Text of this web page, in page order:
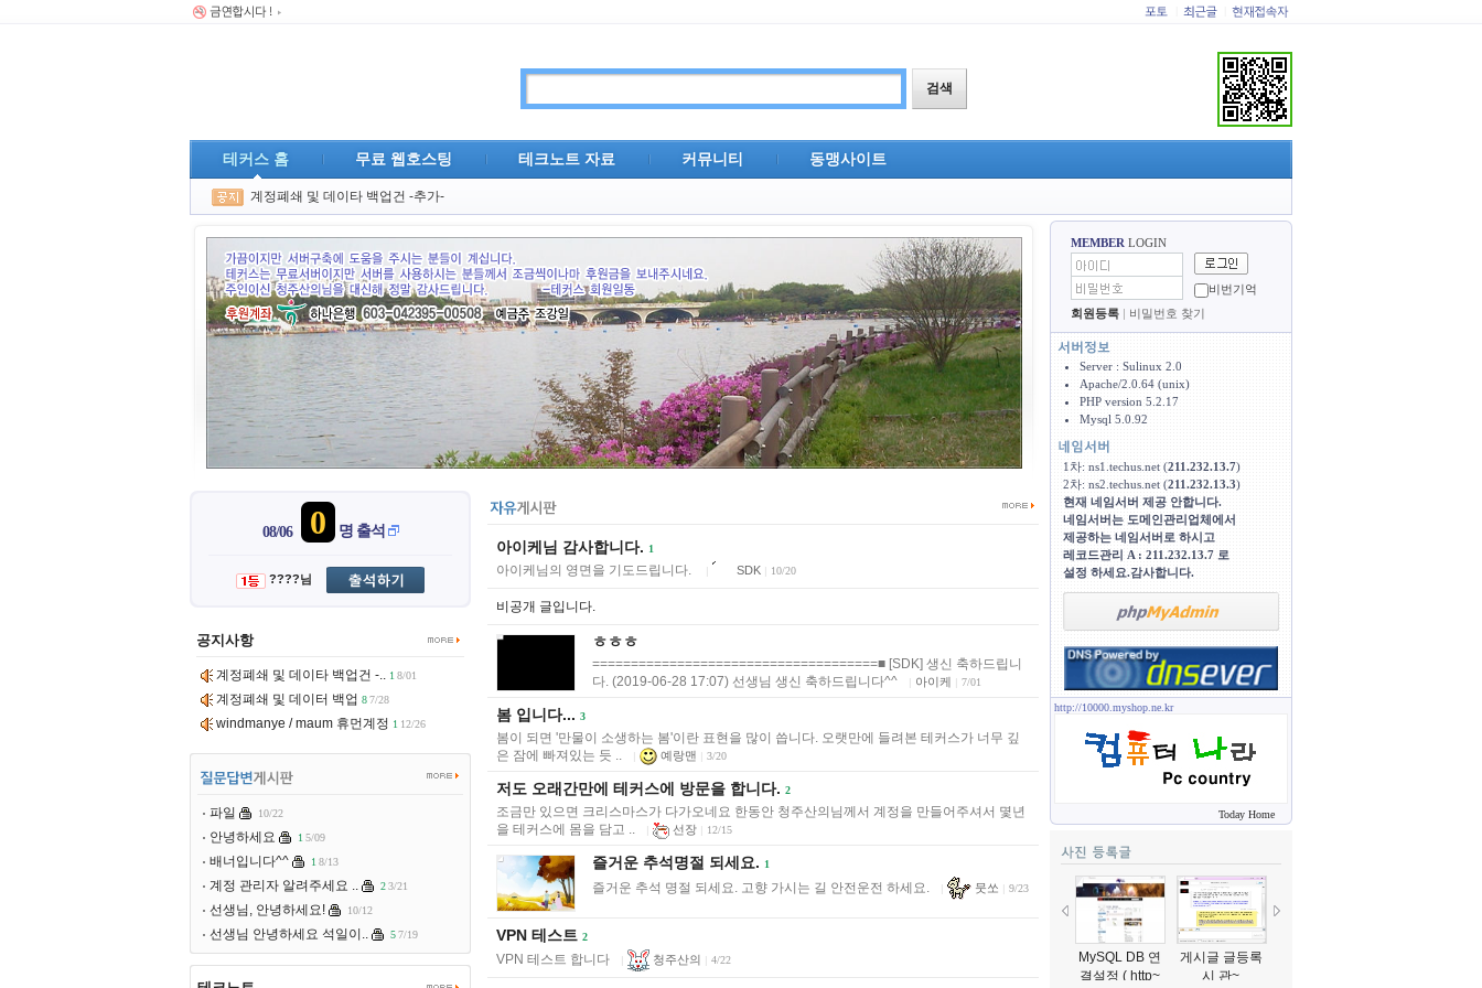
테커스 홈 무료 웹호스팅 테크노트 자료 커뮤니티 동맹사이트
계정폐쇄 및 데이타 백업건 -추가-
MEMBER LOGIN
비번기억
회원등록 | 비밀번호 찾기
Server : Sulinux 2.0
Apache/2.0.64 (unix)
PHP version 5.2.17
Mysql 5.0.92
1차: ns1.techus.net (211.232.13.7)
2차: ns2.techus.net (211.232.13.3)
현재 네임서버 제공 안합니다.
네임서버는 도메인관리업체에서
제공하는 네임서버로 하시고
레코드관리 A : 211.232.13.7 로
설정 하세요.감사합니다.
http://10000.myshop.ne.kr
Today Home
MySQL DB 연
결설정 ( http~
게시글 글등록
시 관~
08/06 0 명 출석
????님
공지사항
계정폐쇄 및 데이타 백업건 -.. 1 8/01
계정폐쇄 및 데이터 백업 8 7/28
windmanye / maum 휴먼계정 1 12/26
파일 10/22
안녕하세요 1 5/09
배너입니다^^ 1 8/13
계정 관리자 알려주세요 .. 2 3/21
선생님, 안녕하세요! 10/12
선생님 안녕하세요 석일이.. 5 7/19
아이케님 감사합니다. 1
아이케님의 영면을 기도드립니다. SDK 10/20
비공개 글입니다.
ㅎㅎㅎ
=====================================■ [SDK] 생신 축하드립니
다. (2019-06-28 17:07) 선생님 생신 축하드립니다^^
| 아이케 | 7/01
봄 입니다... 3
봄이 되면 '만물이 소생하는 봄'이란 표현을 많이 씁니다. 오랫만에 들려본 테커스가 너무 깊
은 잠에 빠져있는 듯 ..
| 예랑맨 | 3/20
저도 오래간만에 테커스에 방문을 합니다. 2
조금만 있으면 크리스마스가 다가오네요 한동안 청주산의님께서 계정을 만들어주셔서 몇년
을 테커스에 몸을 담고 ..
| 선장 | 12/15
즐거운 추석명절 되세요. 1
즐거운 추석 명절 되세요. 고향 가시는 길 안전운전 하세요. | 뭇쏘 | 9/23
VPN 테스트 2
VPN 테스트 합니다 | 청주산의 | 4/22